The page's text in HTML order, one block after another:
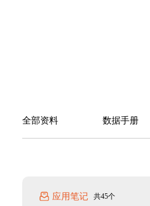
全部资料 数据手册
应用笔记 共45个